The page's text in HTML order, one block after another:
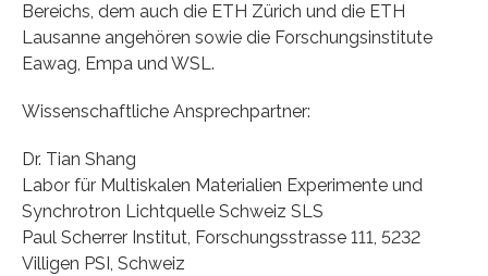
Bereichs, dem auch die ETH Zürich und die ETH
Lausanne angehören sowie die Forschungsinstitute
Eawag, Empa und WSL.
Wissenschaftliche Ansprechpartner:
Dr. Tian Shang
Labor für Multiskalen Materialien Experimente und
Synchrotron Lichtquelle Schweiz SLS
Paul Scherrer Institut, Forschungsstrasse 111, 5232
Villigen PSI, Schweiz